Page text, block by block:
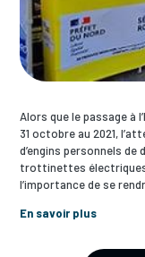
Alors que le passage à
31 octobre au 2021,
d’engins personnels
trottinettes
l’importance de se
En savoir plus